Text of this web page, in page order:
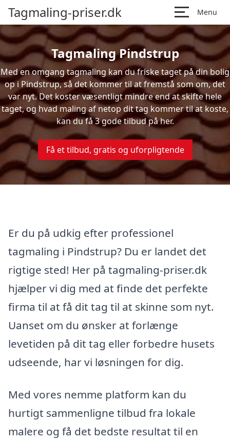
Tagmaling-priser.dk Menu
Tagmaling Pindstrup
Med en omgang tagmaling kan du friske taget på din bolig
op i Pindstrup, så det kommer til at fremstå som om, det
var nyt. Det koster væsentligt mindre end at skifte hele
taget, og hvad maling af netop dit tag kommer til at koste,
kan du få 3 gode tilbud på her.
Få et tilbud, gratis og uforpligtende
Er du på udkig efter professionel
tagmaling i Pindstrup? Du er landet det
rigtige sted! Her på tagmaling-priser.dk
hjælper vi dig med at finde det perfekte
firma til at få dit tag til at skinne som nyt.
Uanset om du ønsker at forlænge
levetiden på dit tag eller forbedre husets
udseende, har vi løsningen for dig.
Med vores nemme platform kan du
hurtigt sammenligne tilbud fra lokale
malere og få det bedste resultat til en